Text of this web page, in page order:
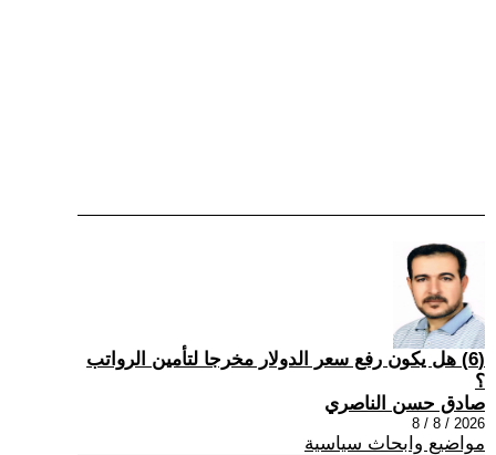
(6) هل يكون رفع سعر الدولار مخرجا لتأمين الرواتب
؟
صادق حسن الناصري
2026 / 8 / 8
مواضيع وابحاث سياسية